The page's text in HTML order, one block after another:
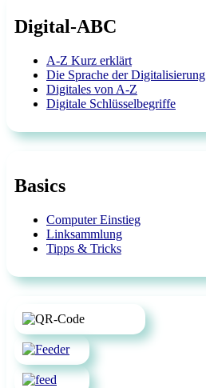
Digital-ABC
A-Z Kurz erklärt
Die Sprache der Digitalisierung
Digitales von A-Z
Digitale Schlüsselbegriffe
Basics
Computer Einstieg
Linksammlung
Tipps & Tricks